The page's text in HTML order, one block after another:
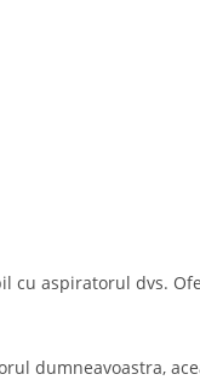
cu aspiratorul dvs.
dumneavoastra,